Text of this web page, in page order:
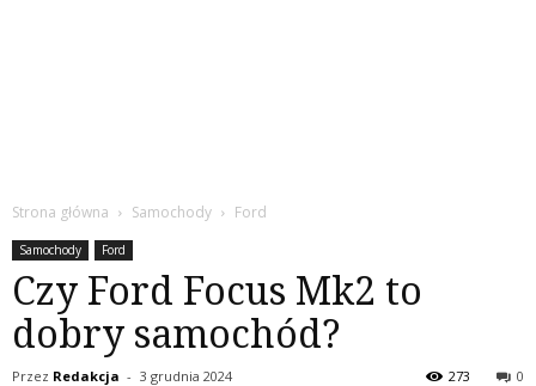
Strona główna Samochody Ford
Samochody Ford
Czy Ford Focus Mk2 to
dobry samochód?
Przez Redakcja - 3 grudnia 2024 0
273